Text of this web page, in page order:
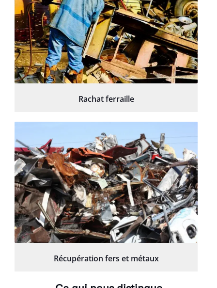
Rachat ferraille
Récupération fers et métaux